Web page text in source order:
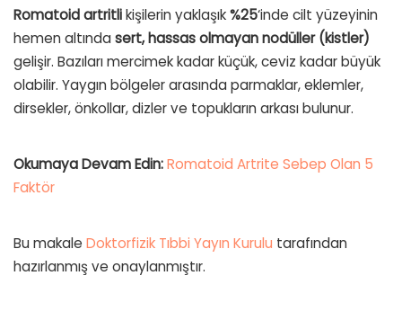
Romatoidartritlikişilerin yaklaşık%25‘inde cilt yüzeyinin
hemen altında sert, hassas olmayan nodüller (kistler)
gelişir. Bazıları mercimek kadar küçük, ceviz kadar büyük
olabilir. Yaygın bölgeler arasında parmaklar, eklemler,
dirsekler, önkollar, dizler ve topukların arkası bulunur.
Okumaya Devam Edin:Romatoid Artrite Sebep Olan 5
Faktör
Bu makale Doktorfizik Tıbbi Yayın Kurulu tarafından
hazırlanmış ve onaylanmıştır.